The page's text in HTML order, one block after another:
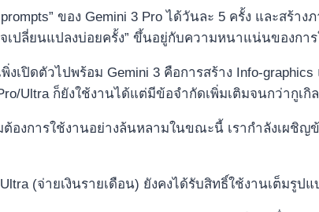
ของ Gemini 3 Pro ได้วันละ 5 ครั้ง และสร้
ปลี่ยนแปลงบ่อยครั้ง” ขึ้นอยู่กับความหนาแน่นของการ
งเปิดตัวไปพร้อม Gemini 3 คือการสร้าง Info-
Ultra ก็ยังใช้งานได้แต่มีข้อจำกัดเพิ่มเติมจนกว่ากูเกิ
ต้องการใช้งานอย่างล้นหลามในขณะนี้ เรากำลังเผ
(จ่ายเงินรายเดือน) ยังคงได้รับสิทธิ์ใช้งานเต็มรู